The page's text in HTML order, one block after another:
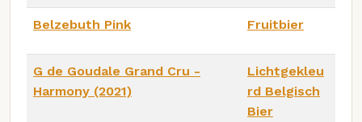
Belzebuth Pink Fruitbier
G de Goudale Grand Cru -
Harmony (2021)
Lichtgekleu
rd Belgisch
Bier